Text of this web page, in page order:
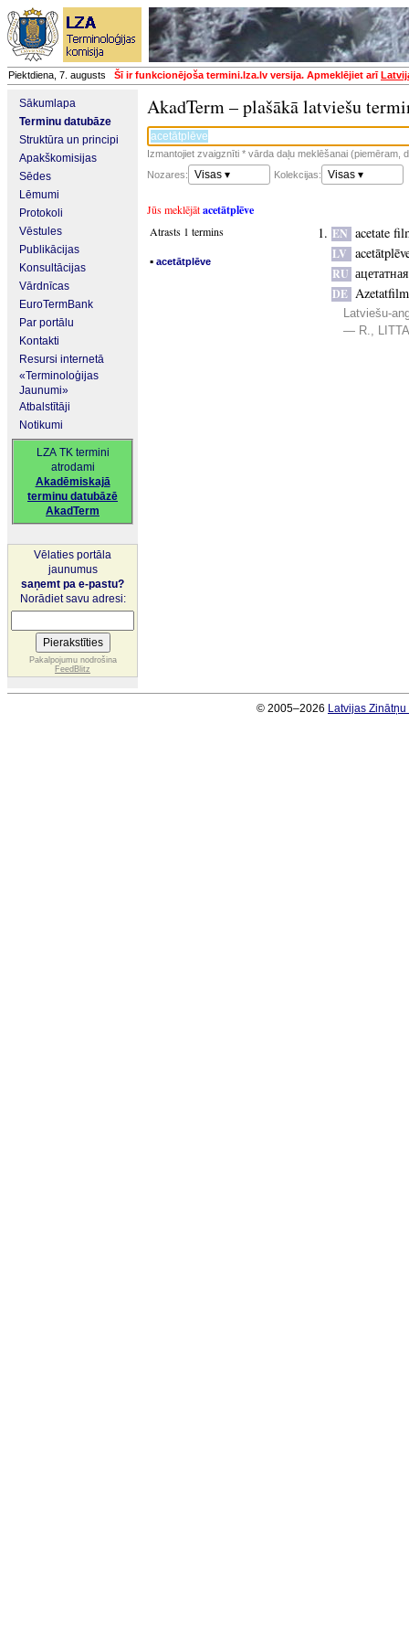
Piektdiena, 7. augusts Šī ir funkcionējoša termini.lza.lv versija. Apmeklējiet arī
Sākumlapa
Terminu datubāze
Struktūra un principi
Apakškomisijas
Sēdes
Lēmumi
Protokoli
Vēstules
Publikācijas
Konsultācijas
Vārdnīcas
EuroTermBank
Par portālu
Kontakti
Resursi internetā
«Terminoloģijas
Jaunumi»
Atbalstītāji
Notikumi
LZA TK termini
atrodami
Akadēmiskajā
terminu datubāzē
AkadTerm
Vēlaties portāla
jaunumus
saņemt pa e-pastu?
Norādiet savu adresi:
Pakalpojumu nodrošina
FeedBlitz
AkadTerm – plašākā latviešu
Izmantojiet zvaigznīti * vārda daļu meklēšanai (piemēram,
Nozares:
Visas ▾ Kolekcijas: Visas ▾
Jūs meklējātacetātplēve
Atrasts 1 termins
▪ acetātplēve
EN acetate
LV
RU
DE Azetatfilm
Latviešu-
— R.,
© 2005–2026 Latvijas